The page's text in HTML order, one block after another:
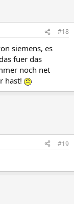
#18
siemens, es
fuer das
noch net
hast!
#19